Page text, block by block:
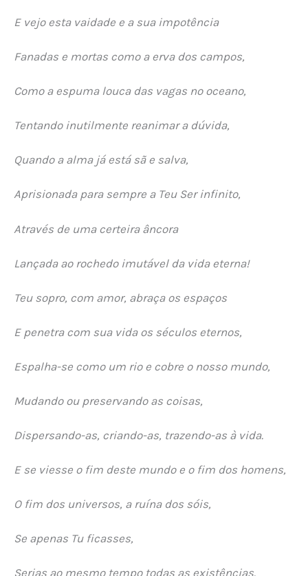
E vejo esta vaidade e a sua impotência
Fanadas e mortas como a erva dos campos,
Como a espuma louca das vagas no oceano,
Tentando inutilmente reanimar a dúvida,
Quando a alma já está sã e salva,
Aprisionada para sempre a Teu Ser infinito,
Através de uma certeira âncora
Lançada ao rochedo imutável da vida eterna!
Teu sopro, com amor, abraça os espaços
E penetra com sua vida os séculos eternos,
Espalha-se como um rio e cobre o nosso mundo,
Mudando ou preservando as coisas,
Dispersando-as, criando-as, trazendo-as à vida.
E se viesse o fim deste mundo e o fim dos homens,
O fim dos universos, a ruína dos sóis,
Se apenas Tu ficasses,
Serias ao mesmo tempo todas as existências.